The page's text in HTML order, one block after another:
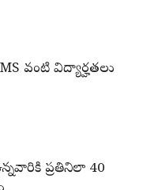
వంటి విద్యార్హతలు
ప్రతినిలా 40